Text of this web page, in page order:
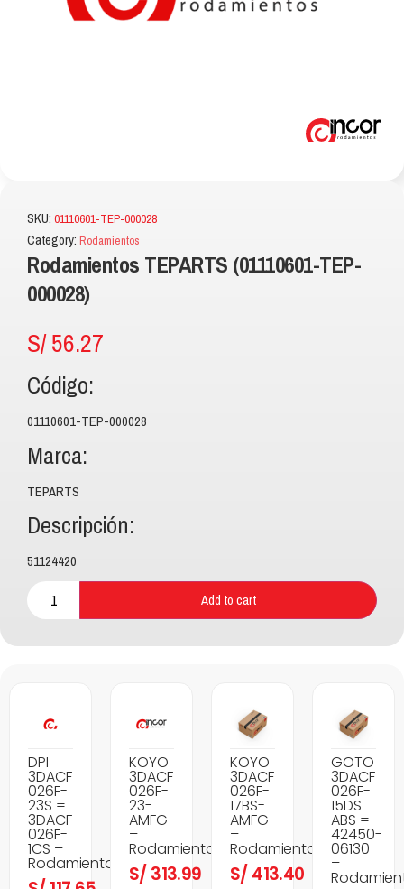
SKU: 01110601-TEP-000028
Category: Rodamientos
Rodamientos TEPARTS (01110601-TEP-
000028)
S/56.27
Código:
01110601-TEP-000028
Marca:
TEPARTS
Descripción:
51124420
Add to cart
DPI
3DACF
026F-
23S =
3DACF
026F-
1CS –
Rodamientos
KOYO
3DACF
026F-
23-
AMFG
–
Rodamientos
S/ 313.99
KOYO
3DACF
026F-
17BS-
AMFG
–
Rodamientos
S/ 413.40
GOTO
3DACF
026F-
15DS
ABS =
42450-
06130
–